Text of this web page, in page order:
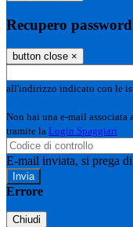
Recupero password
button close ×
all'indirizzo indicato con le
Non hai una e-mail associata
tramite la Login Spaggiari
E-mail inviata, si prega
Errore
Chiudi